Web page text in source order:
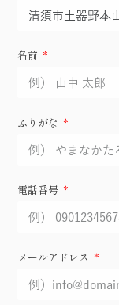
名前
ふりがな
電話番号
メールアドレス